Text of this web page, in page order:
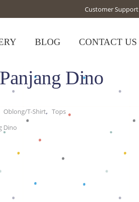
Customer Support
BLOG CONTACT US
Dino
Oblong/T-Shirt, Tops
Dino